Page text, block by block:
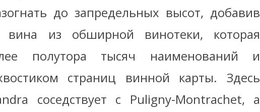
до запредельных высот, добавив
вина из обширной винотеки, которая
полутора тысяч наименований и
страниц винной карты. Здесь
соседствует с Puligny-Montrachet, а